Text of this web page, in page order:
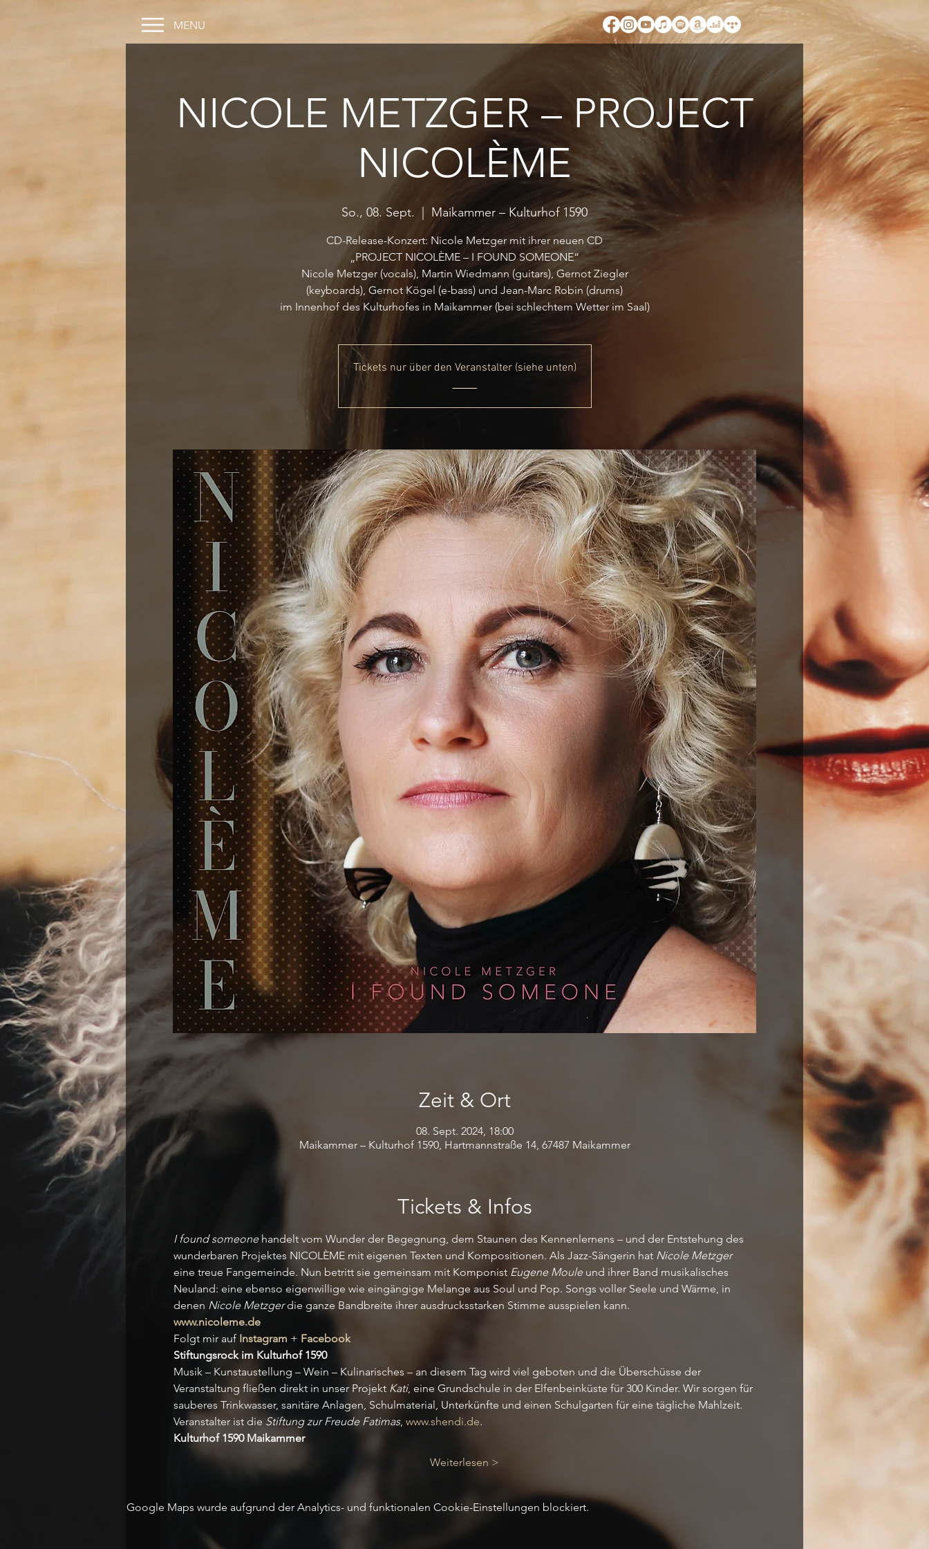
MENU
NICOLE METZGER – PROJECT
NICOLÈME
So., 08. Sept. Maikammer – Kulturhof 1590
CD-Release-Konzert: Nicole Metzger mit ihrer neuen CD
„PROJECT NICOLÈME – I FOUND SOMEONE“
Nicole Metzger (vocals), Martin Wiedmann (guitars), Gernot Ziegler
(keyboards), Gernot Kögel (e-bass) und Jean-Marc Robin (drums)
im Innenhof des Kulturhofes in Maikammer (bei schlechtem Wetter im Saal)
Tickets nur über den Veranstalter (siehe unten)
_____
Zeit & Ort
08. Sept. 2024, 18:00
Maikammer – Kulturhof 1590, Hartmannstraße 14, 67487 Maikammer
Tickets & Infos
I found someone handelt vom Wunder der Begegnung, dem Staunen des Kennenlernens – und der Entstehung des
wunderbaren Projektes NICOLÈME mit eigenen Texten und Kompositionen. Als Jazz-Sängerin hat Nicole Metzger
eine treue Fangemeinde. Nun betritt sie gemeinsam mit Komponist Eugene Moule und ihrer Band musikalisches
Neuland: eine ebenso eigenwillige wie eingängige Melange aus Soul und Pop. Songs voller Seele und Wärme, in
denen Nicole Metzger die ganze Bandbreite ihrer ausdrucksstarken Stimme ausspielen kann.
www.nicoleme.de
Folgt mir auf Instagram + Facebook
Stiftungsrock im Kulturhof 1590
Musik – Kunstaustellung – Wein – Kulinarisches – an diesem Tag wird viel geboten und die Überschüsse der
Veranstaltung fließen direkt in unser Projekt Kati, eine Grundschule in der Elfenbeinküste für 300 Kinder. Wir sorgen für
sauberes Trinkwasser, sanitäre Anlagen, Schulmaterial, Unterkünfte und einen Schulgarten für eine tägliche Mahlzeit.
Veranstalter ist die Stiftung zur Freude Fatimas, www.shendi.de.
Kulturhof 1590 Maikammer
Weiterlesen >
Google Maps wurde aufgrund der Analytics- und funktionalen Cookie-Einstellungen blockiert.